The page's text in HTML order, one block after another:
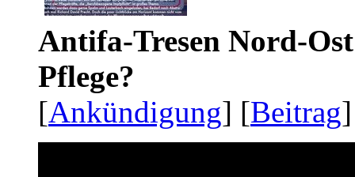
Antifa-Tresen Nord-
Pflege?
[Ankündigung] [Beitrag